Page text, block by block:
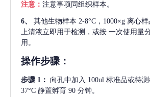
注意： 注意事项同组织样本。
6、 其他生物样本 2-8°C，1000×g 离心
上清液立即用于检测，或按 一次使用量
用。
操作步骤：
步骤 1： 向孔中加入 100ul 标准品或待
37°C 静置孵育 90 分钟。